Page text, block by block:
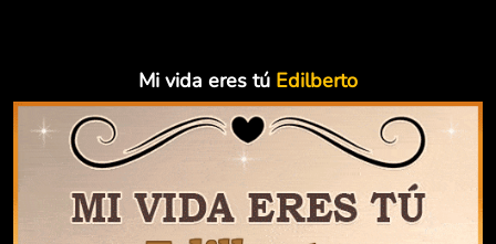
Mi vida eres tú Edilberto